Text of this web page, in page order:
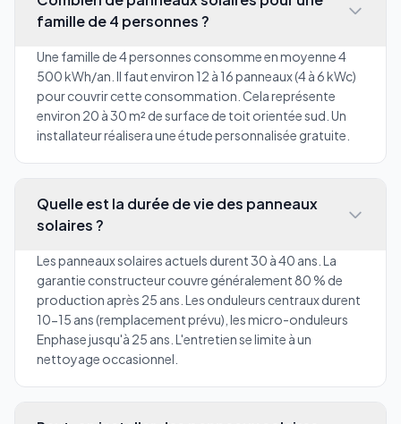
famille de 4 personnes ?
Une famille de 4 personnes consomme en moyenne 4
500 kWh/an. Il faut environ 12 à 16 panneaux (4 à 6 kWc)
pour couvrir cette consommation. Cela représente
environ 20 à 30 m² de surface de toit orientée sud. Un
installateur réalisera une étude personnalisée gratuite.
Quelle est la durée de vie des panneaux
solaires ?
Les panneaux solaires actuels durent 30 à 40 ans. La
garantie constructeur couvre généralement 80 % de
production après 25 ans. Les onduleurs centraux durent
10-15 ans (remplacement prévu), les micro-onduleurs
Enphase jusqu'à 25 ans. L'entretien se limite à un
nettoyage occasionnel.